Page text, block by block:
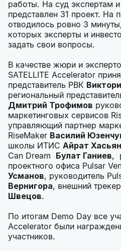
работы. На суд экспертам
представлен 31 проект. На
отводилось ровно 3
которых эксперты и
задать свои вопросы.
В качестве жюри и
SATELLITE Accelerator
представитель РВК
региональный
Дмитрий Трофимов
маркетинговых сервисов
управляющий партнер
RiseMaker Василий
школы ИТИС Айрат
Can Dream Булат Ганиев,
проектного офиса Pulsar
Усманов, руководитель
Вернигора, внешний
Швецов.
По итогам Demo Day все
Accelerator были
участников.